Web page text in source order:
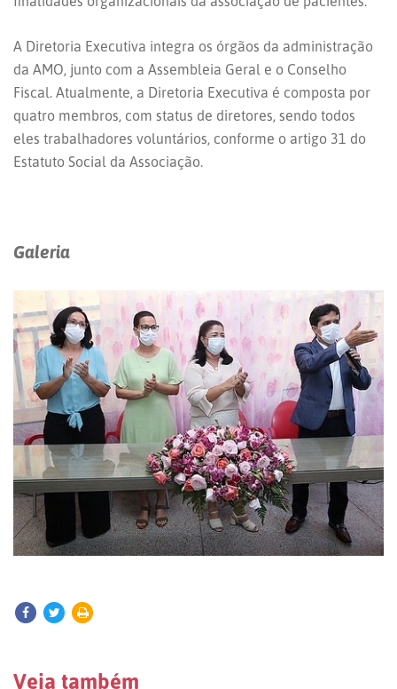
A Diretoria Executiva integra os órgãos da administração
da AMO, junto com a Assembleia Geral e o Conselho
Fiscal. Atualmente, a Diretoria Executiva é composta por
quatro membros, com status de diretores, sendo todos
eles trabalhadores voluntários, conforme o artigo 31 do
Estatuto Social da Associação.
Galeria
Veja também